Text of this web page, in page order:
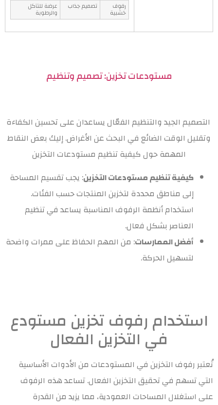
رفوف
خشبية
تصميم جذاب عرضة للتآكل
والرطوبة
مستودعات تخزين: تصميم وتنظيم
التصميم الجيد والتنظيم الفعّال يساعدان على تحسين الكفاءة
وتقليل الوقت الضائع في البحث عن الأغراض. إليك بعض النقاط
المهمة حول كيفية تنظيم مستودعات التخزين
كيفية تنظيم مستودعات التخزين: يجب تقسيم المساحة
إلى مناطق محددة لتخزين المنتجات حسب الفئات.
استخدام أنظمة الرفوف المناسبة يساعد في تنظيم
العناصر بشكل فعال.
أفضل الممارسات: من المهم الحفاظ على ممرات واضحة
لتسهيل الحركة.
استخدام رفوف تخزين مستودع
في التخزين الفعال
تُعتبر رفوف التخزين في المستودعات من الأدوات الأساسية
التي تسهم في تحقيق التخزين الفعال. تساعد هذه الرفوف
على استغلال المساحات العمودية، مما يزيد من القدرة